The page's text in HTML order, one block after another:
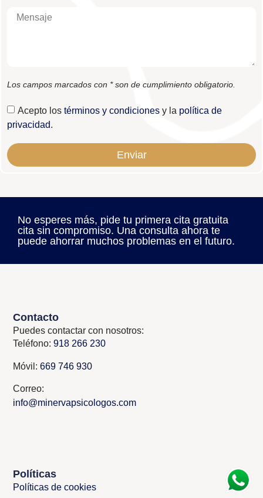
Los campos marcados con * son de cumplimiento obligatorio.
Acepto los términos y condiciones y la política de
privacidad.
Enviar
No esperes más, pide tu primera cita gratuita
cita sin compromiso. Una consulta ahora te
puede ahorrar muchos problemas en el futuro.
Contacto
Puedes contactar con nosotros:
Teléfono:918 266 230
Móvil:669 746 930
Correo:
info@minervapsicologos.com
Políticas
Políticas de cookies